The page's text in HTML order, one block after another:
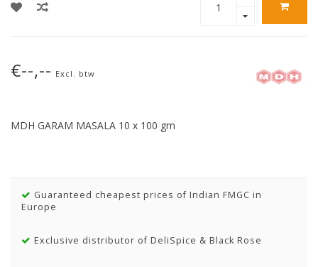
€--,-- Excl. btw
MDH GARAM MASALA 10 x 100 gm
Guaranteed cheapest prices of Indian FMGC in
Europe
Exclusive distributor of DeliSpice & Black Rose